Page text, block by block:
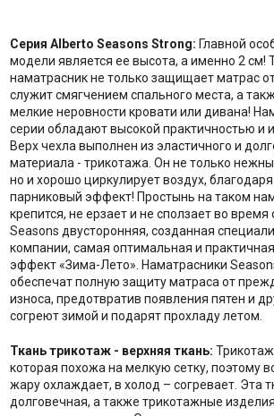
Серия Alberto Seasons Strong: Главной
модели является ее высота, а именно 2 см!
наматрасник не только защищает матрас
служит смягчением спального места, а
мелкие неровности кровати или дивана!
серии обладают высокой практичностью и
Верх чехла выполнен из эластичного и
материала - трикотажа. Он не только
но и хорошо циркулирует воздух,
парниковый эффект! Простынь на таком
крепится, не ерзает и не сползает во
Seasons двусторонняя, созданная
компании, самая оптимальная и
эффект «Зима-Лето». Наматрасники
обеспечат полную защиту матраса от
износа, предотвратив появления пятен и
согреют зимой и подарят прохладу летом.
Ткань трикотаж - верхняя ткань: Трикотаж
которая похожа на мелкую сетку, поэтому
жару охлаждает, в холод – согревает. Эта
долговечная, а также трикотажные